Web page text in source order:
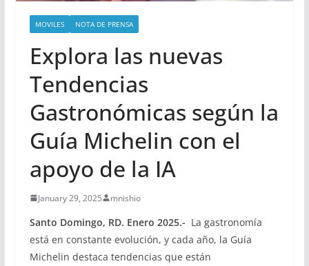
MOVILES NOTA DE PRENSA
Explora las nuevas
Tendencias
Gastronómicas según la
Guía Michelin con el
apoyo de la IA
January 29, 2025 mnishio
Santo Domingo, RD. Enero 2025.- La gastronomía
está en constante evolución, y cada año, la Guía
Michelin destaca tendencias que están